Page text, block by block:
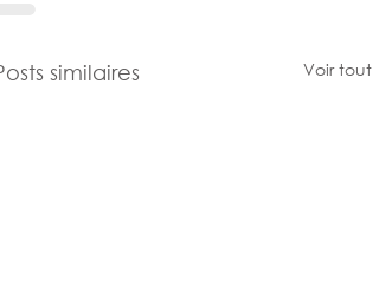
similaires Voir tout